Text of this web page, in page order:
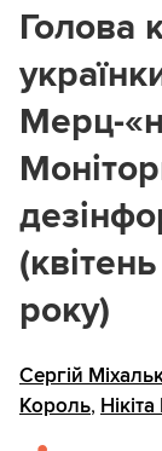
Голова
Мерц-
року)
Сергій
Король,